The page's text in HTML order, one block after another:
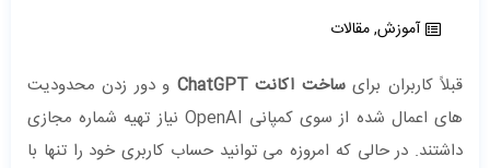
آموزش,مقالات
قبلاً کاربران برایساخت اکانت ChatGPT
و دور زدن محدودیت
‌های اعمال شده از سوی کمپانی OpenAI نیاز تهیه شماره مجازی
داشتند. در حالی که امروزه می توانید حساب کاربری خود را تنها با